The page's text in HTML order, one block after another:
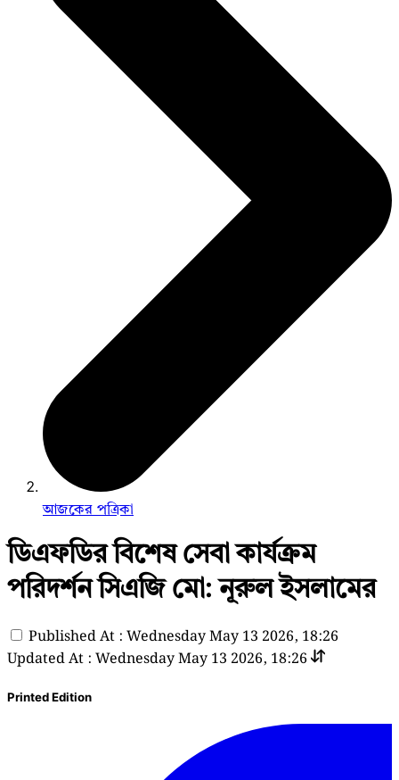
আজকের পত্রিকা
ডিএফডির বিশেষ সেবা কার্যক্রম
পরিদর্শন সিএজি মো: নূরুল ইসলামের
Published At : Wednesday May 13 2026, 18:26
Updated At : Wednesday May 13 2026, 18:26
Printed Edition